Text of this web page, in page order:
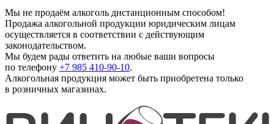
Мы не продаём алкоголь дистанционным способом!
Продажа алкогольной продукции юридическим лицам
осуществляется в соответствии с действующим
законодательством.
Мы будем рады ответить на любые ваши вопросы
по телефону +7 985 410-90-10.
Алкогольная продукция может быть приобретена только
в розничных магазинах.